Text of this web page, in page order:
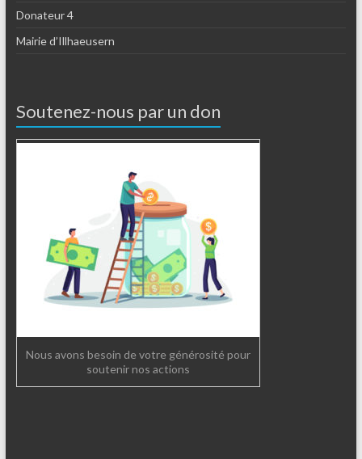
Donateur 4
Mairie d’Illhaeusern
Soutenez-nous par un don
Nous avons besoin de votre générosité pour
soutenir nos actions